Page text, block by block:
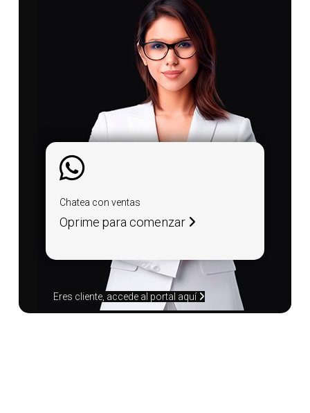
Chatea con ventas
Oprime para comenzar
Eres cliente, accede al portal aquí